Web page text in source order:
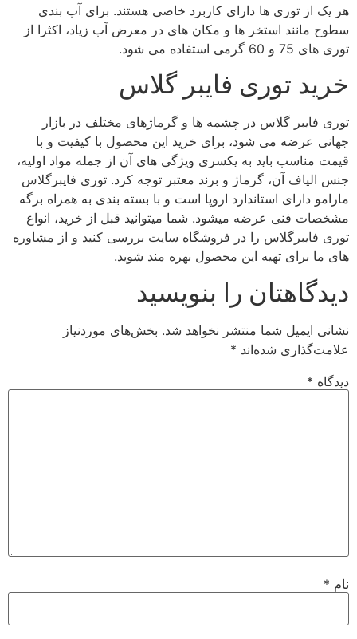
هر یک از توری ها دارای کاربرد خاصی هستند. برای آب بندی
سطوح مانند استخر ها و مکان های در معرض آب زیاد، اکثرا از
توری های 75 و 60 گرمی استفاده می شود.
خرید توری فایبر گلاس
توری فایبر گلاس در چشمه ها و گرماژهای مختلف در بازار
جهانی عرضه می شود، برای خرید این محصول با کیفیت و با
قیمت مناسب باید به یکسری ویژگی های آن از جمله مواد اولیه،
جنس الیاف آن، گرماژ و برند معتبر توجه کرد. توری فایبرگلاس
مارامو دارای استاندارد اروپا است و با بسته بندی به همراه برگه
مشخصات فنی عرضه میشود. شما میتوانید قبل از خرید، انواع
توری فایبرگلاس را در فروشگاه سایت بررسی کنید و از مشاوره
های ما برای تهیه این محصول بهره مند شوید.
دیدگاهتان را بنویسید
نشانی ایمیل شما منتشر نخواهد شد. بخش‌های موردنیاز
علامت‌گذاری شده‌اند *
دیدگاه *
نام *